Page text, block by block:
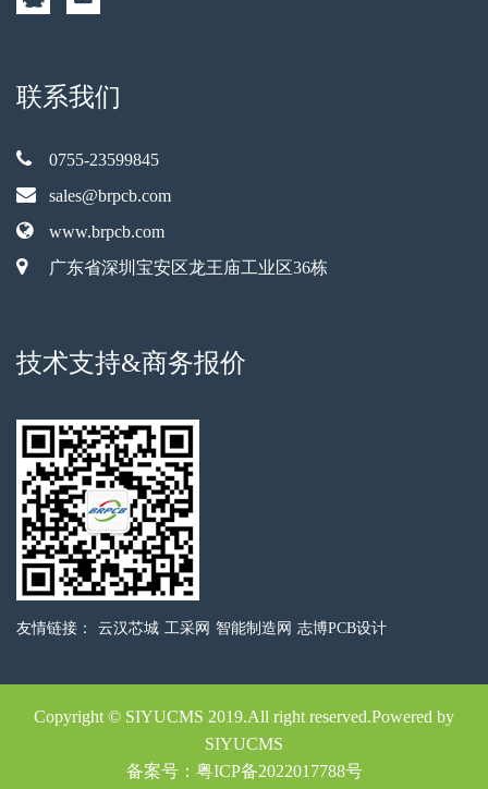
联系我们
0755-23599845
sales@brpcb.com
www.brpcb.com
广东省深圳宝安区龙王庙工业区36栋
技术支持&商务报价
友情链接： 云汉芯城 工采网 智能制造网 志博PCB设计
Copyright © SIYUCMS 2019.All right reserved.Powered by
SIYUCMS
备案号：粤ICP备2022017788号